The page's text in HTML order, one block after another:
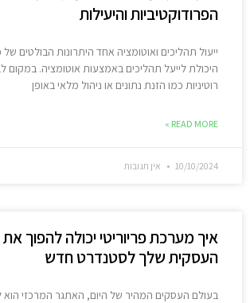
הפרודוקטיביות והיעילות
ייעול תהליכים ואוטומציה אחד היתרונות הבולטים של
היכולת לייעל תהליכים באמצעות אוטומציה. במקום
רוטיניות כמו הזנת נתונים או ניהול מלאי באופן
READ MORE »
10/10/2024 אין תגובות
איך מערכת פריוריטי יכולה להפוך את
העסקית שלך לסטנדרט חדש
בעולם העסקים המהיר של היום, האתגר המרכזי